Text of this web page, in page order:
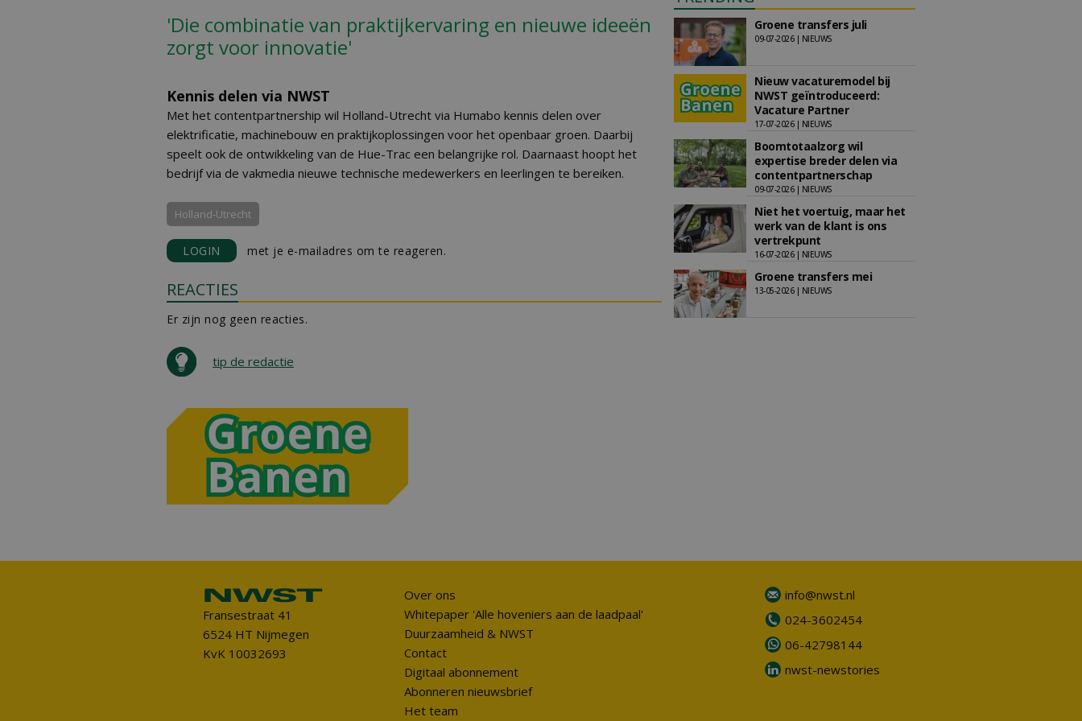
'Die combinatie van praktijkervaring en nieuwe ideeën
zorgt voor innovatie'
Kennis delen via NWST
Met het contentpartnership wil Holland-Utrecht via Humabo kennis delen over
elektrificatie, machinebouw en praktijkoplossingen voor het openbaar groen. Daarbij
speelt ook de ontwikkeling van de Hue-Trac een belangrijke rol. Daarnaast hoopt het
bedrijf via de vakmedia nieuwe technische medewerkers en leerlingen te bereiken.
Holland-Utrecht
LOGIN met je e-mailadres om te reageren.
REACTIES
Er zijn nog geen reacties.
tip de redactie
Groene transfers juli
09-07-2026 | NIEUWS
Nieuw vacaturemodel bij
NWST geïntroduceerd:
Vacature Partner
17-07-2026 | NIEUWS
Boomtotaalzorg wil
expertise breder delen via
contentpartnerschap
09-07-2026 | NIEUWS
Niet het voertuig, maar het
werk van de klant is ons
vertrekpunt
16-07-2026 | NIEUWS
Groene transfers mei
13-05-2026 | NIEUWS
Fransestraat 41
6524 HT Nijmegen
KvK 10032693
Over ons
Whitepaper 'Alle hoveniers aan de laadpaal'
Duurzaamheid & NWST
Contact
Digitaal abonnement
Abonneren nieuwsbrief
Het team
info@nwst.nl
024-3602454
06-42798144
nwst-newstories